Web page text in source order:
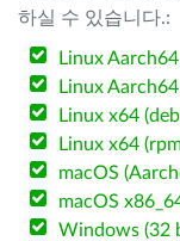
하실 수 있습니다.:
Linux
Linux
Linux x64
Linux x64
macOS
macOS
Windows (32